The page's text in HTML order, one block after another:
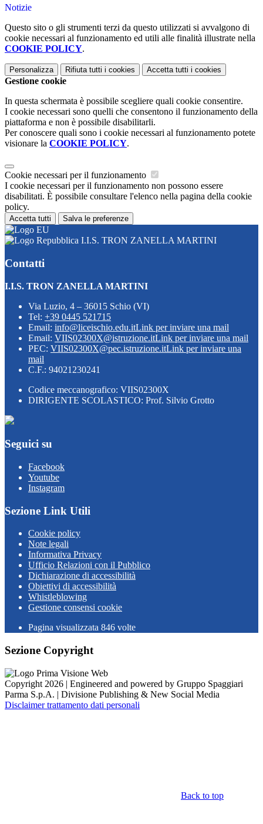
Notizie
Questo sito o gli strumenti terzi da questo utilizzati si avvalgono di
cookie necessari al funzionamento ed utili alle finalità illustrate nella
COOKIE POLICY.
Personalizza Rifiuta tutti i cookies Accetta tutti i cookies
Gestione cookie
In questa schermata è possibile scegliere quali cookie consentire.
I cookie necessari sono quelli che consentono il funzionamento della
piattaforma e non è possibile disabilitarli.
Per conoscere quali sono i cookie necessari al funzionamento potete
visionare la COOKIE POLICY.
Cookie necessari per il funzionamento
I cookie necessari per il funzionamento non possono essere
disabilitati. È possibile consultare l'elenco nella pagina della cookie
policy.
Accetta tutti Salva le preferenze
I.I.S. TRON ZANELLA MARTINI
Contatti
I.I.S. TRON ZANELLA MARTINI
Via Luzio, 4 – 36015 Schio (VI)
Tel: +39 0445 521715
Email: info@liceischio.edu.itLink per inviare una mail
Email: VIIS02300X@istruzione.itLink per inviare una mail
PEC: VIIS02300X@pec.istruzione.itLink per inviare una
mail
C.F.: 94021230241
Codice meccanografico: VIIS02300X
DIRIGENTE SCOLASTICO: Prof. Silvio Grotto
Seguici su
Facebook
Youtube
Instagram
Sezione Link Utili
Cookie policy
Note legali
Informativa Privacy
Ufficio Relazioni con il Pubblico
Dichiarazione di accessibilità
Obiettivi di accessibilità
Whistleblowing
Gestione consensi cookie
Pagina visualizzata 846 volte
Sezione Copyright
Copyright 2026 | Engineered and powered by Gruppo Spaggiari
Parma S.p.A. | Divisione Publishing & New Social Media
Disclaimer trattamento dati personali
Back to top